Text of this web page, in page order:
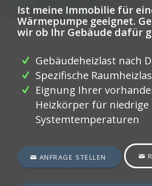
Ist meine Immobilie für
Wärmepumpe geeignet.
wir ob Ihr Gebäude dafür
Gebäudeheizlast nach
Spezifische
Eignung Ihrer
Heizkörper für niedrige
Systemtemperaturen
ANFRAGE STELLEN